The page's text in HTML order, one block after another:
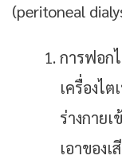
(peritoneal
การฟอก
เครื่องไ
ร่างกาย
เอาของ